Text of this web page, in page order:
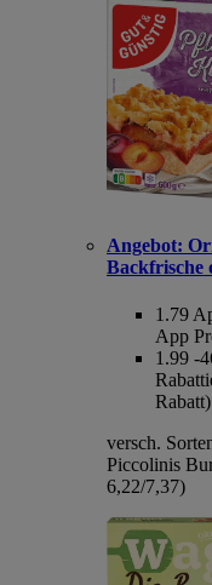
Angebot:
Backfrische
1.79
App
1.99 -
Rabatt)
versch.
Piccolinis
6,22/7,37)